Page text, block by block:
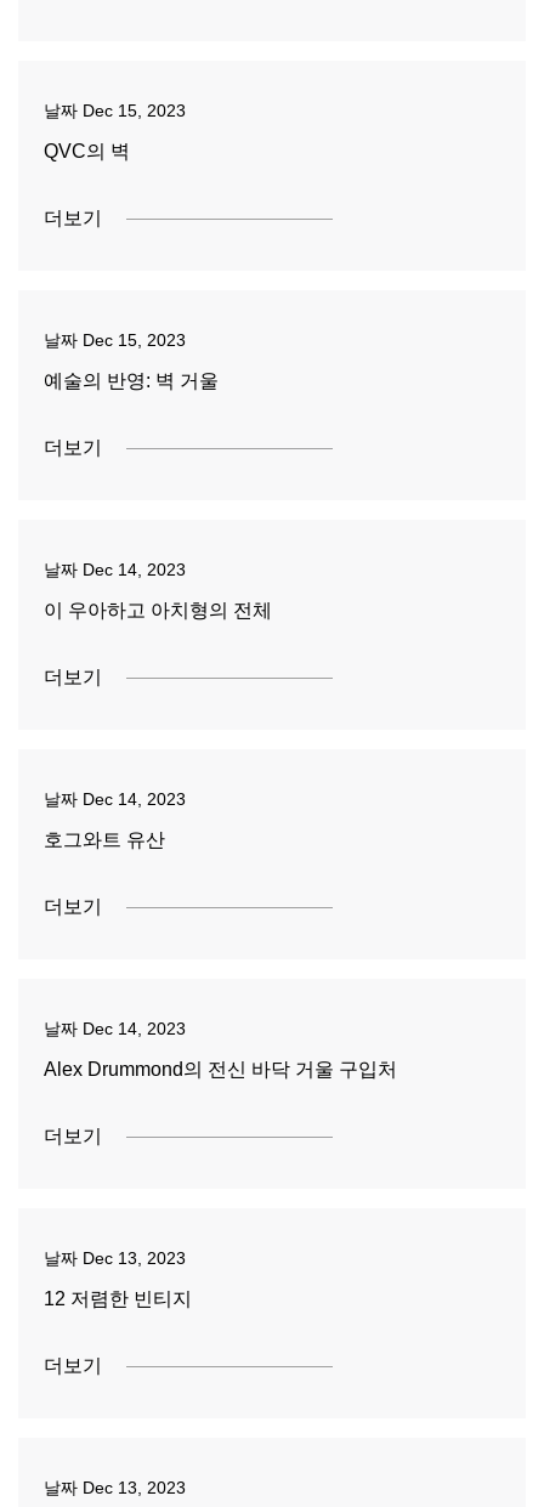
날짜 Dec 15, 2023
QVC의 벽
더보기
날짜 Dec 15, 2023
예술의 반영: 벽 거울
더보기
날짜 Dec 14, 2023
이 우아하고 아치형의 전체
더보기
날짜 Dec 14, 2023
호그와트 유산
더보기
날짜 Dec 14, 2023
Alex Drummond의 전신 바닥 거울 구입처
더보기
날짜 Dec 13, 2023
12 저렴한 빈티지
더보기
날짜 Dec 13, 2023